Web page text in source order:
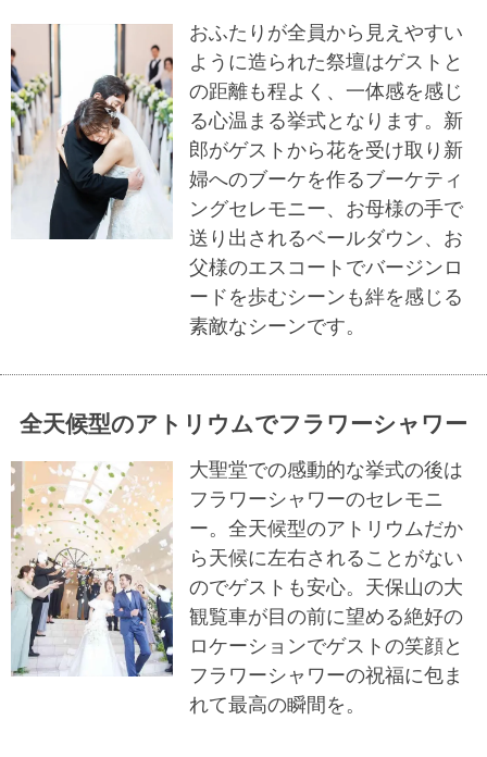
おふたりが全員から見えやすい
ように造られた祭壇はゲストと
の距離も程よく、一体感を感じ
る心温まる挙式となります。新
郎がゲストから花を受け取り新
婦へのブーケを作るブーケティ
ングセレモニー、お母様の手で
送り出されるベールダウン、お
父様のエスコートでバージンロ
ードを歩むシーンも絆を感じる
素敵なシーンです。
全天候型のアトリウムでフラワーシャワー
大聖堂での感動的な挙式の後は
フラワーシャワーのセレモニ
ー。全天候型のアトリウムだか
ら天候に左右されることがない
のでゲストも安心。天保山の大
観覧車が目の前に望める絶好の
ロケーションでゲストの笑顔と
フラワーシャワーの祝福に包ま
れて最高の瞬間を。